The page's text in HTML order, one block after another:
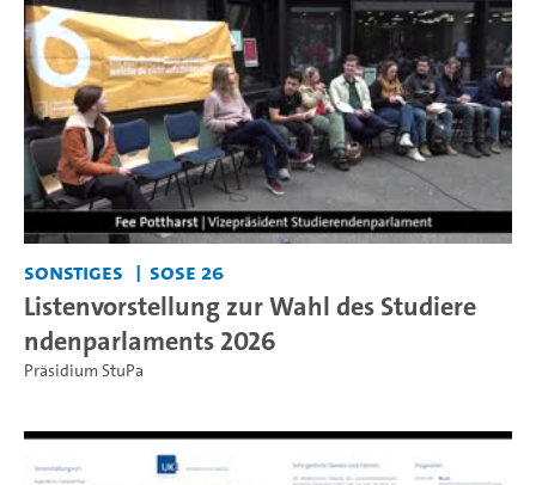
Sonstiges SoSe 26
Listenvorstellung zur Wahl des Studiere
ndenparlaments 2026
Präsidium StuPa